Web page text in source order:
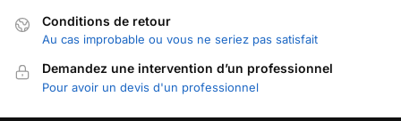
Conditions de retour
Au cas improbable ou vous ne seriez pas satisfait
Demandez une intervention d’un professionnel
Pour avoir un devis d'un professionnel